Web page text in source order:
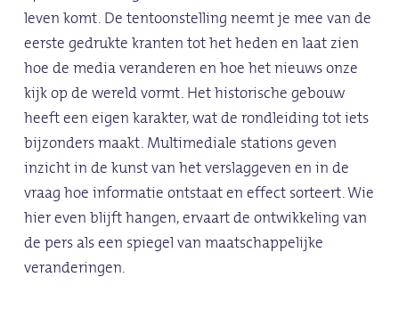
leven komt. De tentoonstelling neemt je mee van de
eerste gedrukte kranten tot het heden en laat zien
hoe de media veranderen en hoe het nieuws onze
kijk op de wereld vormt. Het historische gebouw
heeft een eigen karakter, wat de rondleiding tot iets
bijzonders maakt. Multimediale stations geven
inzicht in de kunst van het verslaggeven en in de
vraag hoe informatie ontstaat en effect sorteert. Wie
hier even blijft hangen, ervaart de ontwikkeling van
de pers als een spiegel van maatschappelijke
veranderingen.